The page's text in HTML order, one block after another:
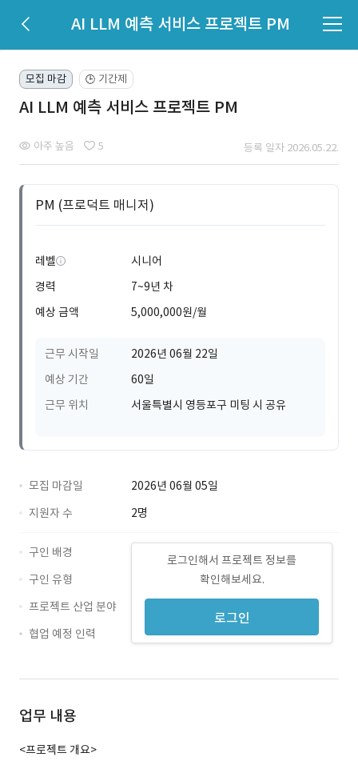
AI LLM 예측 서비스 프로젝트 PM
모집 마감 🕒 기간제
AI LLM 예측 서비스 프로젝트 PM
아주 높음 5 등록 일자 2026.05.22.
PM (프로덕트 매니저)
레벨
시니어
경력
7~9년 차
예상 금액
5,000,000원/월
근무 시작일
2026년 06월 22일
예상 기간
60일
근무 위치
서울특별시 영등포구 미팅 시 공유
모집 마감일
2026년 06월 05일
지원자 수
2명
로그인해서 프로젝트 정보를
확인해보세요.
로그인
구인 배경
구인 유형
프로젝트 산업 분야
협업 예정 인력
업무 내용
<프로젝트 개요>